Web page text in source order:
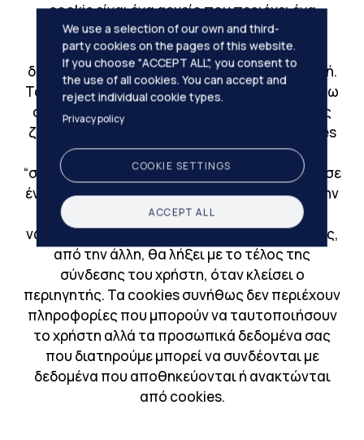
cookie είναι ένα αρχείο που περιέχει ένα
αναγνωριστικό (μία σειρά γραμμάτων και
αριθμών) που αποστέλλεται μέσω ενός
διακομιστή και αποθηκεύεται στον περιηγητή.
Το αναγνωριστικό κατόπιν αποστέλλεται πίσω
στο διακομιστή κάθε φορά που ο περιηγητής
ζητά μία σελίδα από το διακομιστή. Τα cookies
μπορεί να είναι είτε “μόνιμα” ή cookies
“σύνδεσης”: ένα μόνιμο cookie αποθηκεύεται σε
έναν περιηγητή και παραμένει σε ισχύ μέχρι την
ημερομηνία λήξης του, εκτός αν διαγραφεί
νωρίτερα από το χρήστη, ένα cookie σύνδεσης,
από την άλλη, θα λήξει με το τέλος της
σύνδεσης του χρήστη, όταν κλείσει ο
περιηγητής. Τα cookies συνήθως δεν περιέχουν
πληροφορίες που μπορούν να ταυτοποιήσουν
το χρήστη αλλά τα προσωπικά δεδομένα σας
που διατηρούμε μπορεί να συνδέονται με
δεδομένα που αποθηκεύονται ή ανακτώνται
από cookies.
We use a selection of our own and third-
party cookies on the pages of this website.
If you choose "ACCEPT ALL", you consent to
the use of all cookies. You can accept and
reject individual cookie types.
Privacy policy
COOKIE SETTINGS
ACCEPT ALL